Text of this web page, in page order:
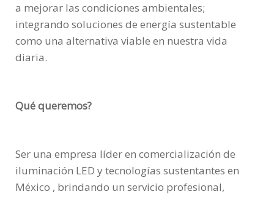
a mejorar las condiciones ambientales;
integrando soluciones de energía sustentable
como una alternativa viable en nuestra vida
diaria.
Qué queremos?
Ser una empresa líder en comercialización de
iluminación LED y tecnologías sustentantes en
México , brindando un servicio profesional,